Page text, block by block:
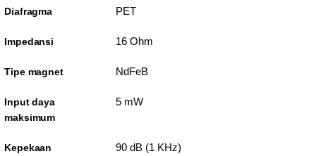
Diafragma PET
Impedansi 16 Ohm
Tipe magnet NdFeB
Input daya
maksimum
5 mW
Kepekaan 90 dB (1 KHz)